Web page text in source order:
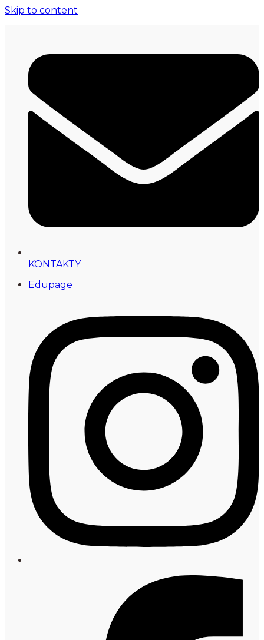
Skip to content
KONTAKTY
Edupage